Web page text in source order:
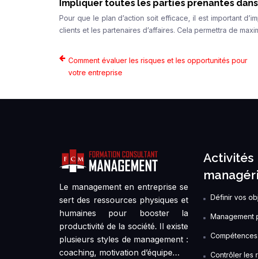
Impliquer toutes les parties prenantes
Pour que le plan d’action soit efficace, il est important
clients et les partenaires d’affaires. Cela permettra de
Comment évaluer les risques et les opportunités pour
votre entreprise
Le management en entreprise se
sert des ressources physiques et
humaines pour booster la
productivité de la société. Il existe
plusieurs styles de management :
coaching, motivation d’équipe…
Activités
Définir vos
Management
Contrôler les